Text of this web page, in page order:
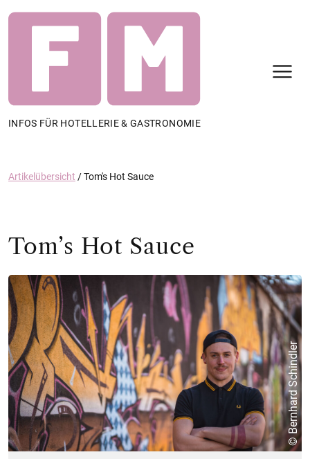
INFOS FÜR HOTELLERIE & GASTRONOMIE
Artikelübersicht /Tom's Hot Sauce
Tom’s Hot Sauce
© Bernhard Schindler